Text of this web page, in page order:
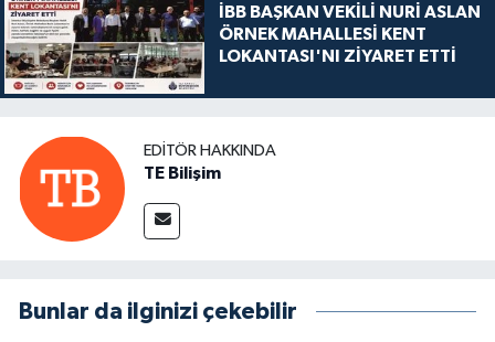
İBB BAŞKAN VEKİLİ NURİ ASLAN
ÖRNEK MAHALLESİ KENT
LOKANTASI'NI ZİYARET ETTİ
EDITÖR HAKKINDA
TE Bilişim
Bunlar da ilginizi çekebilir